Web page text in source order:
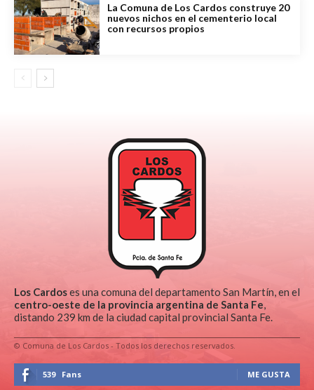
La Comuna de Los Cardos construye 20
nuevos nichos en el cementerio local
con recursos propios
Los Cardoses una comuna del departamento San Martín, en el
centro-oeste de la provincia argentina de Santa Fe
distando 239 km de la ciudad capital provincial Santa Fe.
© Comuna de Los Cardos - Todos los derechos reservados.
539 Fans ME GUSTA